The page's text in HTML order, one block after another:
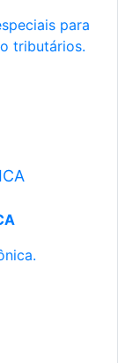
para
tributários.